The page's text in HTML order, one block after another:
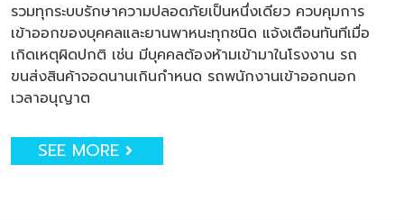
รวมทุกระบบรักษาความปลอดภัยเป็นหนึ่งเดียว ควบคุมการ
เข้าออกของบุคคลและยานพาหนะทุกชนิด แจ้งเตือนทันทีเมื่อ
เกิดเหตุผิดปกติ เช่น มีบุคคลต้องห้ามเข้ามาในโรงงาน รถ
ขนส่งสินค้าจอดนานเกินกำหนด รถพนักงานเข้าออกนอก
เวลาอนุญาต
SEE MORE